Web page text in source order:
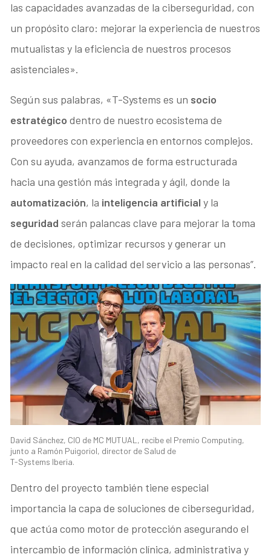
las capacidades avanzadas de la ciberseguridad, con
un propósito claro: mejorar la experiencia de nuestros
mutualistas y la eficiencia de nuestros procesos
asistenciales».
Según sus palabras, «T-Systems es un socio
estratégico dentro de nuestro ecosistema de
proveedores con experiencia en entornos complejos.
Con su ayuda, avanzamos de forma estructurada
hacia una gestión más integrada y ágil, donde la
automatización, la inteligencia artificial y la
seguridadserán palancas clave para mejorar la toma
de decisiones, optimizar recursos y generar un
impacto real en la calidad del servicio a las personas”.
David Sánchez, CIO de MC MUTUAL, recibe el Premio Computing,
junto a Ramón Puigoriol, director de Salud de
T-Systems Iberia.
Dentro del proyecto también tiene especial
importancia la capa de soluciones de ciberseguridad,
que actúa como motor de protección asegurando el
intercambio de información clínica, administrativa y